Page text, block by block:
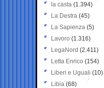
la casta (1.394)
La Destra (45)
La Sapienza (5)
Lavoro (1.316)
LegaNord (2.411)
Letta Enrico (154)
Liberi e Uguali (10)
Libia (68)